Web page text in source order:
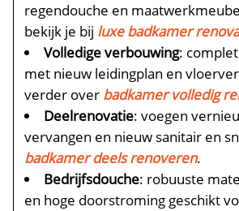
regendouche en
bekijk je bij luxe badkamer
Volledige verbouwing:
met nieuw leidingplan en
verder over badkamer volledig
Deelrenovatie: voegen
vervangen en nieuw sanitair en
badkamer deels renoveren.​
Bedrijfsdouche: robuuste
en hoge doorstroming geschikt